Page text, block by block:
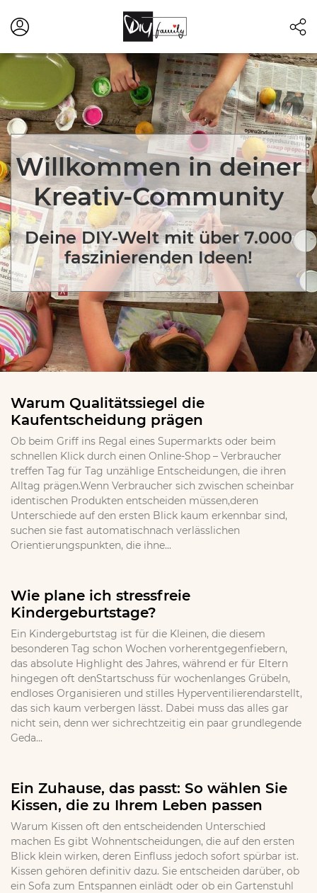
Willkommen in deiner
Kreativ-Community
Deine DIY-Welt mit über 7.000
faszinierenden Ideen!
Warum Qualitätssiegel die
Kaufentscheidung prägen
Ob beim Griff ins Regal eines Supermarkts oder beim
schnellen Klick durch einen Online-Shop – Verbraucher
treffen Tag für Tag unzählige Entscheidungen, die ihren
Alltag prägen.Wenn Verbraucher sich zwischen scheinbar
identischen Produkten entscheiden müssen,deren
Unterschiede auf den ersten Blick kaum erkennbar sind,
suchen sie fast automatischnach verlässlichen
Orientierungspunkten, die ihne...
Wie plane ich stressfreie
Kindergeburtstage?
Ein Kindergeburtstag ist für die Kleinen, die diesem
besonderen Tag schon Wochen vorherentgegenfiebern,
das absolute Highlight des Jahres, während er für Eltern
hingegen oft denStartschuss für wochenlanges Grübeln,
endloses Organisieren und stilles Hyperventilierendarstellt,
das sich kaum verbergen lässt. Dabei muss das alles gar
nicht sein, denn wer sichrechtzeitig ein paar grundlegende
Geda...
Ein Zuhause, das passt: So wählen Sie
Kissen, die zu Ihrem Leben passen
Warum Kissen oft den entscheidenden Unterschied
machen Es gibt Wohnentscheidungen, die auf den ersten
Blick klein wirken, deren Einfluss jedoch sofort spürbar ist.
Kissen gehören definitiv dazu. Sie entscheiden darüber, ob
ein Sofa zum Entspannen einlädt oder ob ein Gartenstuhl